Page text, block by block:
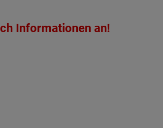
Informationen an!